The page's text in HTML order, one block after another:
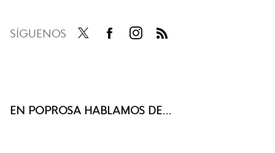
SÍGUENOS
EN POPROSA HABLAMOS DE...